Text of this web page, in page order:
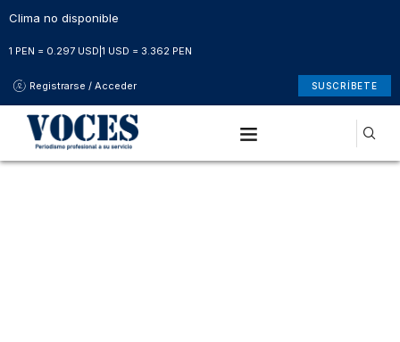
Clima no disponible
1 PEN = 0.297 USD 1 USD = 3.362 PEN
Registrarse / Acceder SUSCRÍBETE